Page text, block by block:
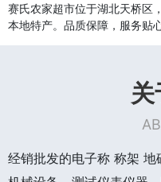
赛氏农家超市位于湖北天桥区
本地特产。品质保障，服务贴
经销批发的电子称 称架 地